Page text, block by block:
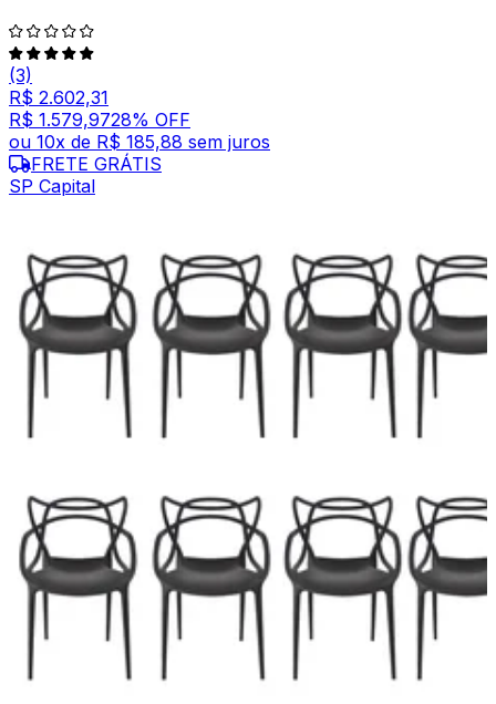
(3)
R$ 2.602,31
R$ 1.579,9728% OFF
ou 10x de R$ 185,88 sem juros
FRETE GRÁTIS
SP Capital